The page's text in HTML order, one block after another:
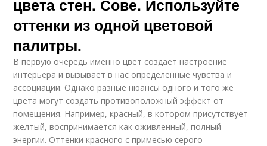
цвета стен. Сове. Используйте
оттенки из одной цветовой
палитры.
В первую очередь именно цвет создает настроение
интерьера и вызывает в нас определенные чувства и
ассоциации. Однако разные нюансы одного и того же
цвета могут создать противоположный эффект от
помещения. Например, красный, в котором присутствует
желтый, воспринимается как оживленный, полный
энергии. Оттенки красного с примесью серого -